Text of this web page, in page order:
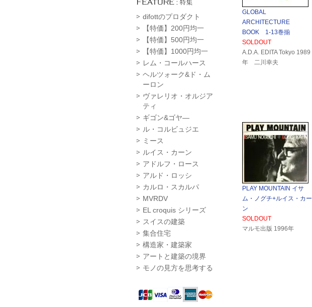
difottのプロダクト
【特価】200円均一
【特価】500円均一
【特価】1000円均一
レム・コールハース
ヘルツォーク&ド・ム
ーロン
ヴァレリオ・オルジア
ティ
ギゴン&ゴヤ―
ル・コルビュジエ
ミース
ルイス・カーン
アドルフ・ロース
アルド・ロッシ
カルロ・スカルパ
MVRDV
EL croquis シリーズ
スイスの建築
集合住宅
構造家・建築家
アートと建築の境界
モノの見方を思考する
GLOBAL
ARCHITECTURE
BOOK 1-13巻揃
SOLDOUT
A.D.A. EDITA Tokyo 1989
年 二川幸夫
PLAY MOUNTAIN イサ
ム・ノグチ+ルイス・カー
ン
SOLDOUT
マルモ出版 1996年